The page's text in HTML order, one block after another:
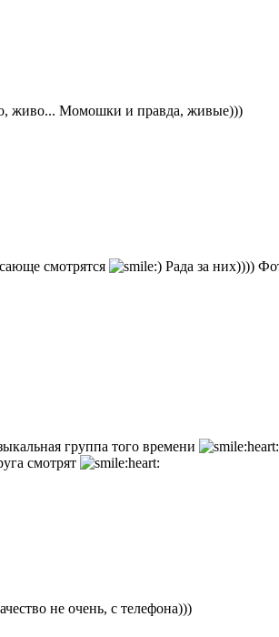
живо... Момошки и правда, живые)))
смотрятся
Рада за них))))
группа того времени
смотрят
не очень, с телефона)))